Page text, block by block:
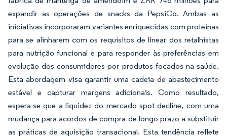
expandir as operações de snacks da PepsiCo. Ambas as
iniciativas incorporaram variantes enriquecidas com proteínas
para se alinharem com os requisitos de linear dos retalhistas
para nutrição funcional e para responder às preferências em
evolução dos consumidores por produtos focados na saúde.
Esta abordagem visa garantir uma cadeia de abastecimento
estável e capturar margens adicionais. Como resultado,
espera-se que a liquidez do mercado spot decline, com uma
mudança para acordos de compra de longo prazo a substituir
as práticas de aquisição transacional. Esta tendência reflete